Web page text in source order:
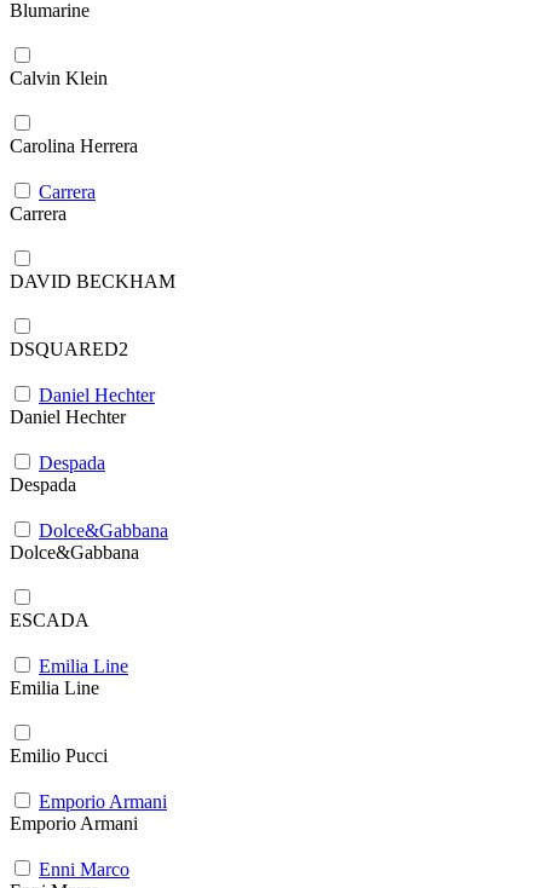
Blumarine
Calvin Klein
Carolina Herrera
Carrera
Carrera
DAVID BECKHAM
DSQUARED2
Daniel Hechter
Daniel Hechter
Despada
Despada
Dolce&Gabbana
Dolce&Gabbana
ESCADA
Emilia Line
Emilia Line
Emilio Pucci
Emporio Armani
Emporio Armani
Enni Marco